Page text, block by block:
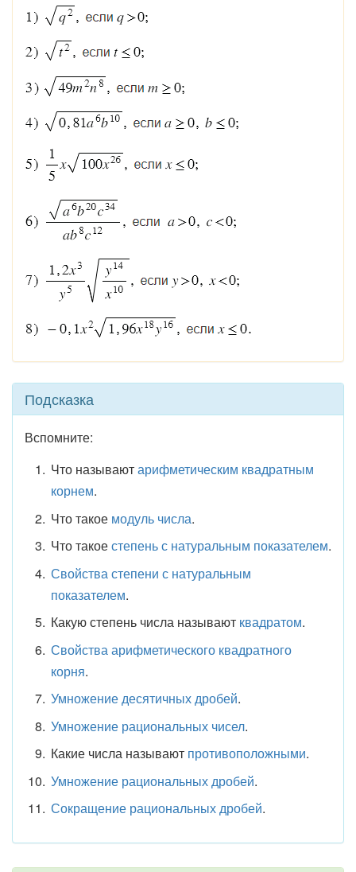
Подсказка
Вспомните:
Что называютарифметическим квадратным
корнем.
Что такое модуль числа.
Что такоестепень с натуральным показателем.
Свойства степени с натуральным
показателем.
Какую степень числа называют квадратом.
Свойства арифметического квадратного
корня.
Умножение десятичных дробей.
Умножение рациональных чисел.
Какие числа называют противоположными.
Умножение рациональных дробей.
Сокращение рациональных дробей.